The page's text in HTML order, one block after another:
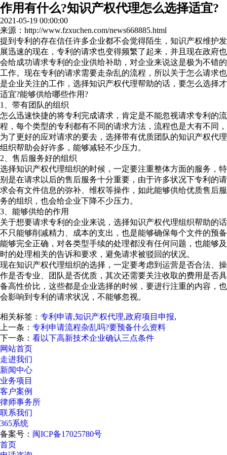
作用有什么?知识产权代理怎么选择适宜?
2021-05-19 00:00:00
来源：http://www.fzxuchen.com/news668885.html
提到专利的存在信任许多企业都不会觉得陌生，知识产权维护发
展迅速的现在，专利的请求也变得频繁了起来，并且现在政府也
会给成功请求专利的企业供给补助，对企业来说这是极为不错的
工作。现在专利的请求需要走杂乱的流程，所以关于怎么请求也
是企业关注的工作，选择知识产权代理帮助的话，要怎么选择才
适宜?能够供给哪些作用?
1、带有团队的组织
怎么迅速快捷的将专利完成请求，肯定是不能忽视请求专利的流
程，每个类型的专利都有不同的请求方法，流程也是大有不同，
为了更好的应对请求的要去，选择带有优质团队的知识产权代理
组织帮助会好许多，能够减轻不少压力。
2、售后服务好的组织
选择知识产权代理组织的时候，一定要注重整体方面的服务，特
别是在请求以后的售后服务十分重要，由于许多状况下专利的请
求会有文件信息的弥补、维权等操作，如此能够供给优质售后服
务的组织，也会给企业下降不少压力。
3、能够供给的作用
关于想要请求专利的企业来说，选择知识产权代理组织帮助的话
不只能够削减精力、成本的支出，也是能够确保每个文件的预备
能够完全正确，对各类型手续的处理都没有任何问题，也能够及
时的处理相关的告诉和要求，避免请求被驳回的状况。
现在知识产权代理组织的选择，一定要考虑到运营是否合法、操
作是否专业、团队是否优质，其次还需要关注收取的费用是否具
备高性价比，这些都是企业选择的时候，要进行注重的内容，也
会影响到专利的请求状况，不能够忽视。
相关标签： 专利申请,知识产权代理,政府项目申报,
上一条： 专利申请流程杂乱吗?要预备什么资料
下一条： 看以下高新技术企业确认三点条件
网站首页
走进我们
新闻中心
业务项目
客户案例
律师事务所
联系我们
365系统
备案号： 闽ICP备17025780号
首页